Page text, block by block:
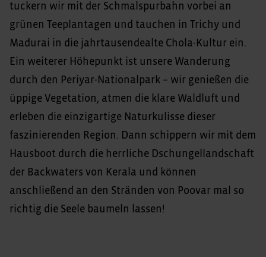
tuckern wir mit der Schmalspurbahn vorbei an
grünen Teeplantagen und tauchen in Trichy und
Madurai in die jahrtausendealte Chola-Kultur ein.
Ein weiterer Höhepunkt ist unsere Wanderung
durch den Periyar-Nationalpark – wir genießen die
üppige Vegetation, atmen die klare Waldluft und
erleben die einzigartige Naturkulisse dieser
faszinierenden Region. Dann schippern wir mit dem
Hausboot durch die herrliche Dschungellandschaft
der Backwaters von Kerala und können
anschließend an den Stränden von Poovar mal so
richtig die Seele baumeln lassen!